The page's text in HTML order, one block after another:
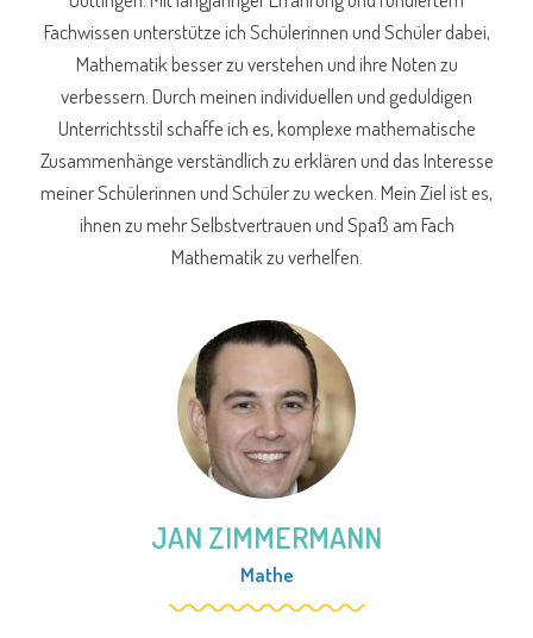
Fachwissen unterstütze ich Schülerinnen und Schüler dabei,
Mathematik besser zu verstehen und ihre Noten zu
verbessern. Durch meinen individuellen und geduldigen
Unterrichtsstil schaffe ich es, komplexe mathematische
Zusammenhänge verständlich zu erklären und das Interesse
meiner Schülerinnen und Schüler zu wecken. Mein Ziel ist es,
ihnen zu mehr Selbstvertrauen und Spaß am Fach
Mathematik zu verhelfen.
JAN ZIMMERMANN
Mathe